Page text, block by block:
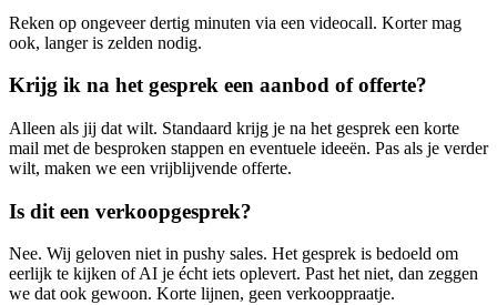
Reken op ongeveer dertig minuten via een videocall. Korter mag
ook, langer is zelden nodig.
Krijg ik na het gesprek een aanbod of offerte?
Alleen als jij dat wilt. Standaard krijg je na het gesprek een korte
mail met de besproken stappen en eventuele ideeën. Pas als je verder
wilt, maken we een vrijblijvende offerte.
Is dit een verkoopgesprek?
Nee. Wij geloven niet in pushy sales. Het gesprek is bedoeld om
eerlijk te kijken of AI je écht iets oplevert. Past het niet, dan zeggen
we dat ook gewoon. Korte lijnen, geen verkooppraatje.